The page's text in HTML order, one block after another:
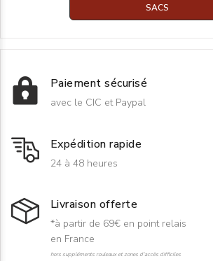
SACS
Paiement sécurisé
avec le CIC et Paypal
Expédition rapide
24 à 48 heures
Livraison offerte
*à partir de 69€ en point relais
en France
hors suppléments rouleaux et zones d'accès difficiles